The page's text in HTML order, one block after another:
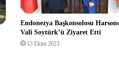
Endonezya Başkonsolosu
Vali Soytürk’ü Ziyaret Etti
13 Ekim 2023